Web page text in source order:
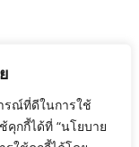
รณ์ที่ดีในการใช้
คุกกี้ได้ที่ “นโยบาย
ย เขาล้าน
ล้าน